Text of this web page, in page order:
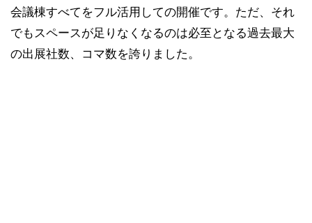
会議棟すべてをフル活用しての開催です。ただ、それ
でもスペースが足りなくなるのは必至となる過去最大
の出展社数、コマ数を誇りました。